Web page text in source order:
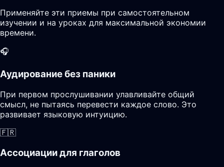
Применяйте эти приемы при самостоятельном
изучении и на уроках для максимальной экономии
времени.
🎧
Аудирование без паники
При первом прослушивании улавливайте общий
смысл, не пытаясь перевести каждое слово. Это
развивает языковую интуицию.
🇫🇷
Ассоциации для глаголов